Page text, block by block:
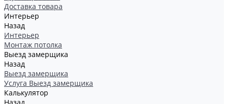
Доставка товара
Интерьер
Назад
Интерьер
Монтаж потолка
Выезд замерщика
Назад
Выезд замерщика
Услуга Выезд замерщика
Калькулятор